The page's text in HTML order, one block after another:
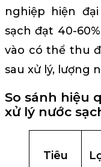
nghiệp hiện
sạch đạt 40-
vào có thể thu
sau xử lý, lượng
So sánh hiệu
xử lý nước
Tiêu